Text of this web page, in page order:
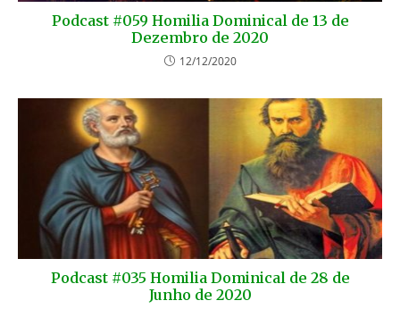
Podcast #059 Homilia Dominical de 13 de
Dezembro de 2020
12/12/2020
Podcast #035 Homilia Dominical de 28 de
Junho de 2020